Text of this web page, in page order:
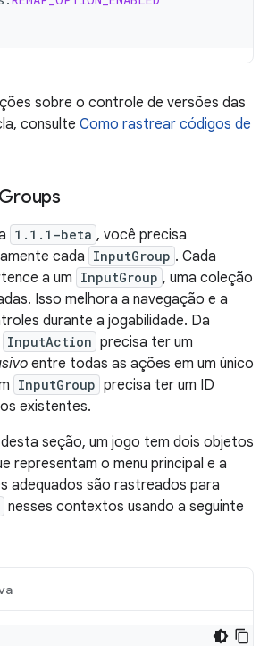
sobre o controle de versões das
consulte Como rastrear códigos de
1.1.1-beta , você precisa
cada InputGroup . Cada
a um InputGroup , uma coleção
Isso melhora a navegação e a
durante a jogabilidade. Da
InputAction precisa ter um
entre todas as ações em um único
InputGroup precisa ter um ID
existentes.
seção, um jogo tem dois objetos
representam o menu principal e a
adequados são rastreados para
nesses contextos usando a seguinte